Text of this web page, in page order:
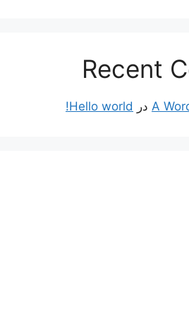
Recent
A در Hello world!